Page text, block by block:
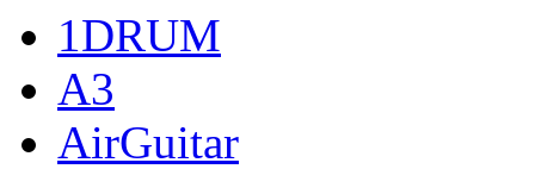
1DRUM
A3
AirGuitar